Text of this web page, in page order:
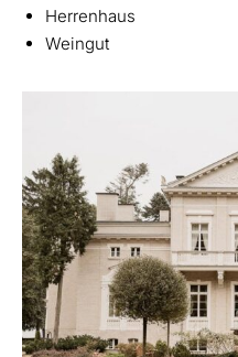
Herrenhaus
Weingut